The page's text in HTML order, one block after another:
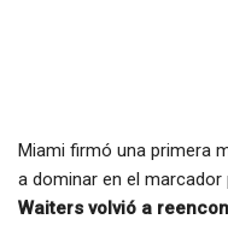
Miami firmó una primera
a dominar en el
Waiters volvió a